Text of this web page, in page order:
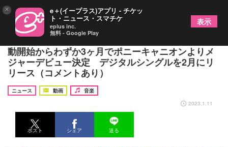
男女混合VTuberの歌い手グループ・SODA KIT、活
動開始からわずか3ヶ月でポニーキャニオンよりメ
ジャーデビュー決定 デジタルシングルを2月にリ
リース（コメントあり）
ニュース 動画
音楽
2023.1.11
ポスト シェア 送る
× e＋(イープラス)アプリ - チケッ
ト・ニュース・スマチケ
eplus inc.
無料 - Google Play
表示